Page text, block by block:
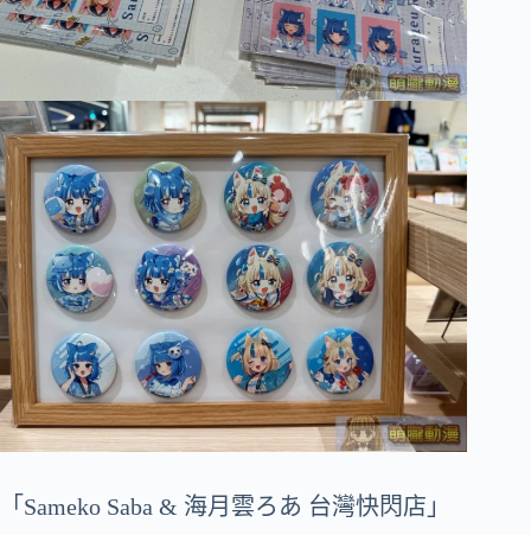
「Sameko Saba & 海月雲ろあ 台灣快閃店」